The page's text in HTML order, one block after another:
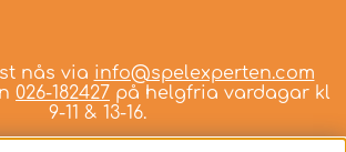
nås via info@spelexperten.com
026-182427 på helgfria vardagar kl
9-11 & 13-16.